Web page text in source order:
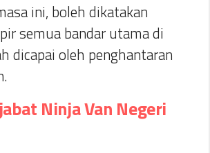
ini, boleh dikatakan
semua bandar utama di
dicapai oleh penghantaran
Ninja Van Negeri